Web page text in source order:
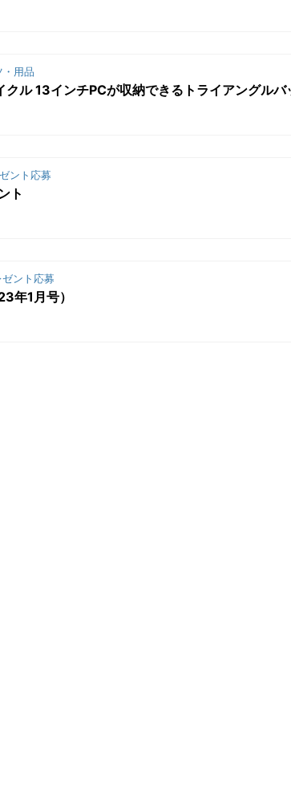
用品
クル 13インチPCが収納できるトライアングルバ
ント応募
ト
ント応募
年1月号）